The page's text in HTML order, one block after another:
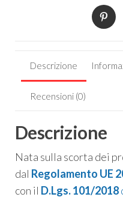
Descrizione
Recensioni (0)
Descrizione
Nata sulla scorta dei
dal Regolamento UE
con il D.Lgs. 101/2018